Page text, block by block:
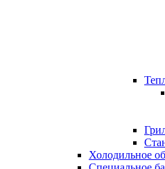
Холодильное